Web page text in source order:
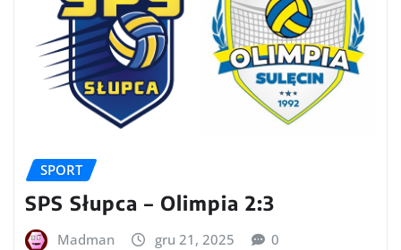
SPORT
SPS Słupca – Olimpia 2:3
Madman gru 21, 2025 0